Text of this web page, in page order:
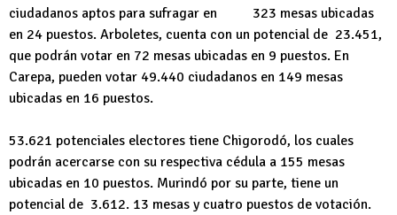
ciudadanos aptos para sufragar en 323 mesas ubicadas
en 24 puestos. Arboletes, cuenta con un potencial de 23.451,
que podrán votar en 72 mesas ubicadas en 9 puestos. En
Carepa, pueden votar 49.440 ciudadanos en 149 mesas
ubicadas en 16 puestos.
53.621 potenciales electores tiene Chigorodó, los cuales
podrán acercarse con su respectiva cédula a 155 mesas
ubicadas en 10 puestos. Murindó por su parte, tiene un
potencial de 3.612. 13 mesas y cuatro puestos de votación.